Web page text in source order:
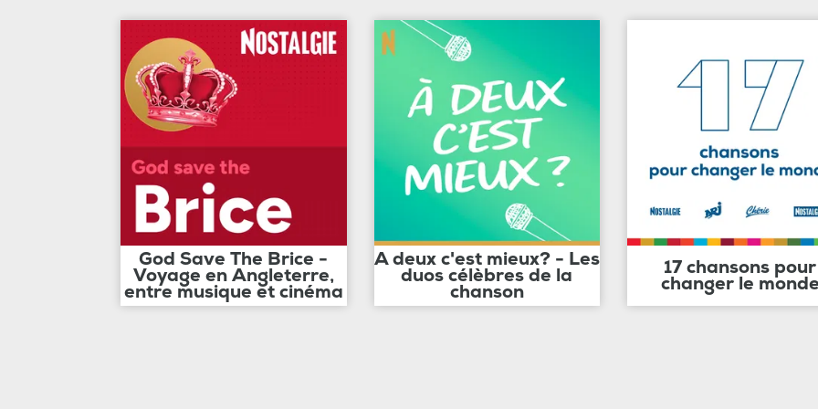
God Save The Brice -
Voyage en Angleterre,
entre musique et cinéma
A deux c'est mieux? - Les
duos célèbres de la
chanson
17 chansons pour
changer le